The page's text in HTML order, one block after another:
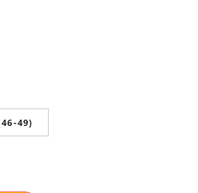
49)